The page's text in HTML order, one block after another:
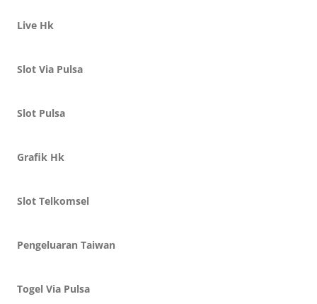
Live Hk
Slot Via Pulsa
Slot Pulsa
Grafik Hk
Slot Telkomsel
Pengeluaran Taiwan
Togel Via Pulsa